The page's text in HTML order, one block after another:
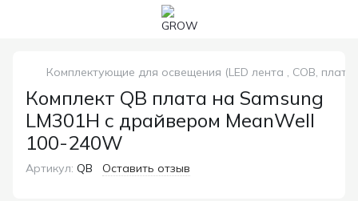
Комплектующие для освещения (LED лента , COB,
Комплект QB плата на Samsung
LM301H с драйвером MeanWell
100-240W
Артикул: QB Оставить отзыв